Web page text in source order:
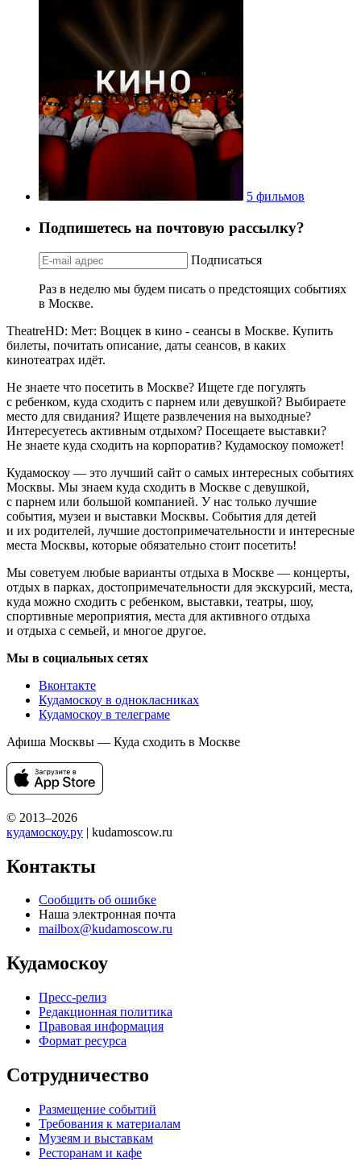
5 фильмов
Подпишетесь на почтовую рассылку?
Подписаться
Раз в неделю мы будем писать о предстоящих событиях
в Москве.
TheatreHD: Мет: Воццек в кино - сеансы в Москве. Купить
билеты, почитать описание, даты сеансов, в каких
кинотеатрах идёт.
Не знаете что посетить в Москве? Ищете где погулять
с ребенком, куда сходить с парнем или девушкой? Выбираете
место для свидания? Ищете развлечения на выходные?
Интересуетесь активным отдыхом? Посещаете выставки?
Не знаете куда сходить на корпоратив? Кудамоскоу поможет!
Кудамоскоу — это лучший сайт о самых интересных событиях
Москвы. Мы знаем куда сходить в Москве с девушкой,
с парнем или большой компанией. У нас только лучшие
события, музеи и выставки Москвы. События для детей
и их родителей, лучшие достопримечательности и интересные
места Москвы, которые обязательно стоит посетить!
Мы советуем любые варианты отдыха в Москве — концерты,
отдых в парках, достопримечательности для экскурсий, места,
куда можно сходить с ребенком, выставки, театры, шоу,
спортивные мероприятия, места для активного отдыха
и отдыха с семьей, и многое другое.
Мы в социальных сетях
Вконтакте
Кудамоскоу в однокласниках
Кудамоскоу в телеграме
Афиша Москвы — Куда сходить в Москве
© 2013–2026
кудамоскоу.ру | kudamoscow.ru
Контакты
Сообщить об ошибке
Наша электронная почта
mailbox@kudamoscow.ru
Кудамоскоу
Пресс-релиз
Редакционная политика
Правовая информация
Формат ресурса
Сотрудничество
Размещение событий
Требования к материалам
Музеям и выставкам
Ресторанам и кафе